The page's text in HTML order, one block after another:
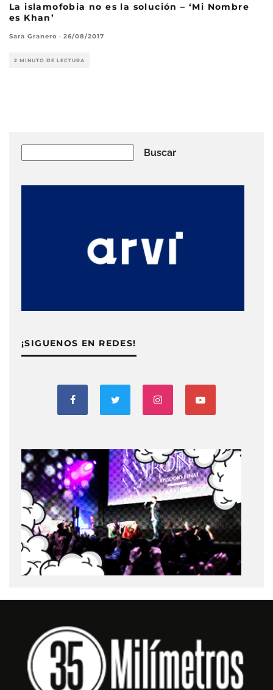
La islamofobia no es la solución – ‘Mi Nombre
es Khan’
Sara Granero · 26/08/2017
2 MINUTO DE LECTURA
Buscar
¡SIGUENOS EN REDES!